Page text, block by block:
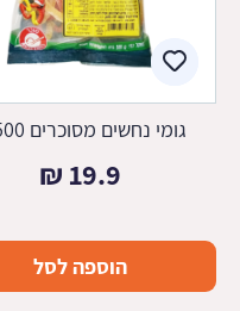
גומי נחשים מסוכרים 500 ג'
19.9
₪
הוספה לסל